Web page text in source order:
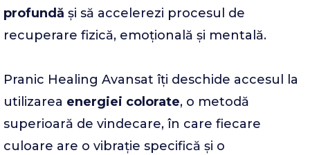
profundă și să accelerezi procesul de
recuperare fizică, emoțională și mentală.
Pranic Healing Avansat îți deschide accesul la
utilizarea energiei colorate, o metodă
superioară de vindecare, în care fiecare
culoare are o vibrație specifică și o